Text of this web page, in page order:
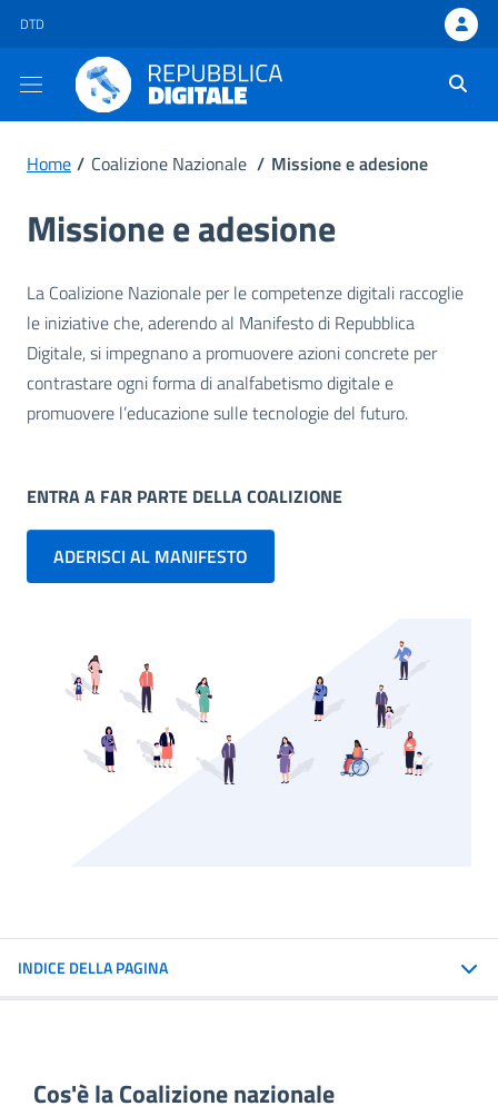
DTD
Ti trovi in:
Home / Coalizione Nazionale / Missione e adesione
Missione e adesione
La Coalizione Nazionale per le competenze digitali raccoglie
le iniziative che, aderendo al Manifesto di Repubblica
Digitale, si impegnano a promuovere azioni concrete per
contrastare ogni forma di analfabetismo digitale e
promuovere l’educazione sulle tecnologie del futuro.
ENTRA A FAR PARTE DELLA COALIZIONE
ADERISCI AL MANIFESTO
Indice di pagina Missione e
INDICE DELLA PAGINA
Cos'è la Coalizione nazionale